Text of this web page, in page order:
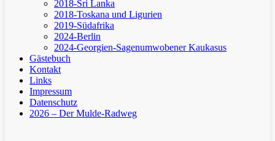
2018-Sri Lanka
2018-Toskana und Ligurien
2019-Südafrika
2024-Berlin
2024-Georgien-Sagenumwobener Kaukasus
Gästebuch
Kontakt
Links
Impressum
Datenschutz
2026 – Der Mulde-Radweg